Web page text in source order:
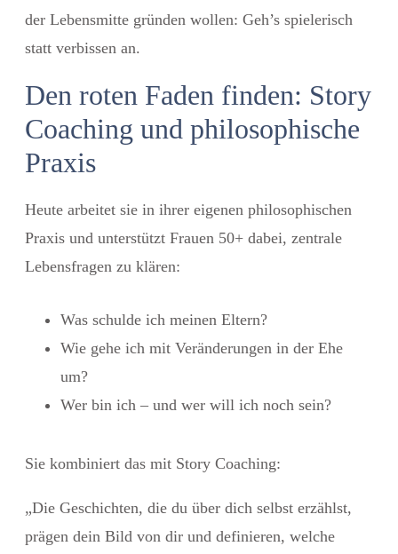
der Lebensmitte gründen wollen: Geh’s spielerisch
statt verbissen an.
Den roten Faden finden: Story
Coaching und philosophische
Praxis
Heute arbeitet sie in ihrer eigenen philosophischen
Praxis und unterstützt Frauen 50+ dabei, zentrale
Lebensfragen zu klären:
Was schulde ich meinen Eltern?
Wie gehe ich mit Veränderungen in der Ehe
um?
Wer bin ich – und wer will ich noch sein?
Sie kombiniert das mit Story Coaching:
„Die Geschichten, die du über dich selbst erzählst,
prägen dein Bild von dir und definieren, welche